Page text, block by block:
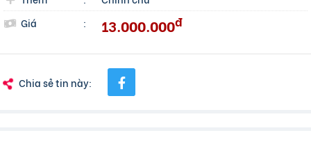
Giá
: 13.000.000đ
Chia sẻ tin này: